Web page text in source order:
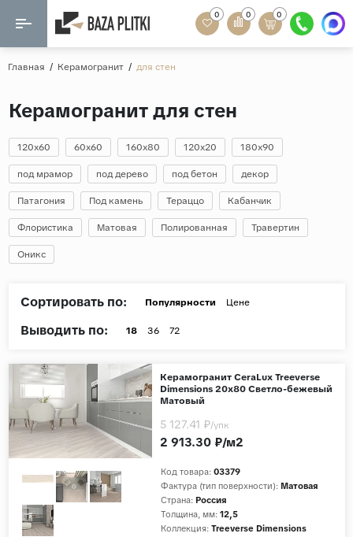
Назад
60х60
20x120
80x160
20x90
Дерево
Поверхность
Мозаика
Кварц-винил
Ламинат
0 0 0
Главная / Керамогранит / для стен
Керамогранит для стен
120x60 60x60 160x80 120x20 180x90
под мрамор под дерево под бетон декор
Патагония Под камень Тераццо Кабанчик
Флористика Матовая Полированная Травертин
Оникс
Сортировать по: Популярности Цене
Выводить по: 18 36 72
Керамогранит CeraLux Treeverse
Dimensions 20x80 Светло-бежевый
Матовый
Код товара: 03379
Фактура (тип поверхности): Матовая
Страна: Россия
Толщина, мм: 12,5
Коллекция: Treeverse Dimensions
2 913.30 ₽/м2
5 127.41 ₽/упк